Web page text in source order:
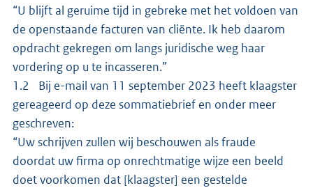
“U blijft al geruime tijd in gebreke met het voldoen van
de openstaande facturen van cliënte. Ik heb daarom
opdracht gekregen om langs juridische weg haar
vordering op u te incasseren.”
1.2 Bij e-mail van 11 september 2023 heeft klaagster
gereageerd op deze sommatiebrief en onder meer
geschreven:
“Uw schrijven zullen wij beschouwen als fraude
doordat uw firma op onrechtmatige wijze een beeld
doet voorkomen dat [klaagster] een gestelde